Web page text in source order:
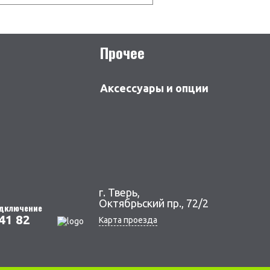
Прочее
Аксессуары и опции
82
г. Тверь,
Октябрьский пр., 72/2
Карта проезда